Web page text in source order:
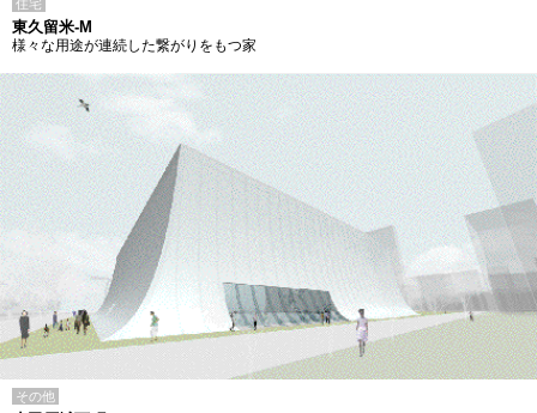
住宅
東久留米-M
様々な用途が連続した繋がりをもつ家
その他